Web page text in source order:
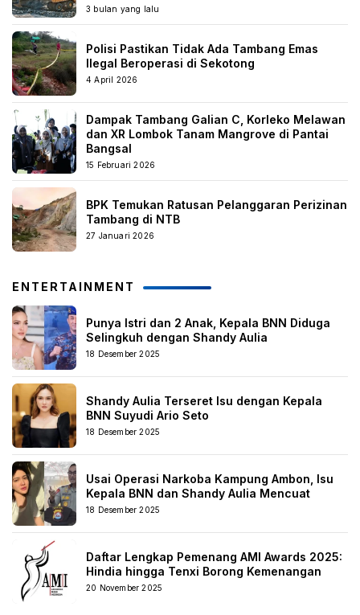
3 bulan yang lalu
Polisi Pastikan Tidak Ada Tambang Emas
Ilegal Beroperasi di Sekotong
4 April 2026
Dampak Tambang Galian C, Korleko Melawan
dan XR Lombok Tanam Mangrove di Pantai
Bangsal
15 Februari 2026
BPK Temukan Ratusan Pelanggaran Perizinan
Tambang di NTB
27 Januari 2026
ENTERTAINMENT
Punya Istri dan 2 Anak, Kepala BNN Diduga
Selingkuh dengan Shandy Aulia
18 Desember 2025
Shandy Aulia Terseret Isu dengan Kepala
BNN Suyudi Ario Seto
18 Desember 2025
Usai Operasi Narkoba Kampung Ambon, Isu
Kepala BNN dan Shandy Aulia Mencuat
18 Desember 2025
Daftar Lengkap Pemenang AMI Awards 2025:
Hindia hingga Tenxi Borong Kemenangan
20 November 2025